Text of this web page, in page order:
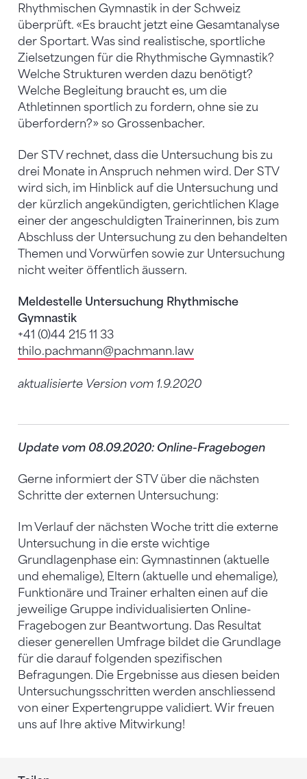
Rhythmischen Gymnastik in der Schweiz
überprüft. «Es braucht jetzt eine Gesamtanalyse
der Sportart. Was sind realistische, sportliche
Zielsetzungen für die Rhythmische Gymnastik?
Welche Strukturen werden dazu benötigt?
Welche Begleitung braucht es, um die
Athletinnen sportlich zu fordern, ohne sie zu
überfordern?» so Grossenbacher.
Der STV rechnet, dass die Untersuchung bis zu
drei Monate in Anspruch nehmen wird. Der STV
wird sich, im Hinblick auf die Untersuchung und
der kürzlich angekündigten, gerichtlichen Klage
einer der angeschuldigten Trainerinnen, bis zum
Abschluss der Untersuchung zu den behandelten
Themen und Vorwürfen sowie zur Untersuchung
nicht weiter öffentlich äussern.
Meldestelle Untersuchung Rhythmische
Gymnastik
+41 (0)44 215 11 33
thilo.pachmann@pachmann.law
aktualisierte Version vom 1.9.2020
Update vom 08.09.2020: Online-Fragebogen
Gerne informiert der STV über die nächsten
Schritte der externen Untersuchung:
Im Verlauf der nächsten Woche tritt die externe
Untersuchung in die erste wichtige
Grundlagenphase ein: Gymnastinnen (aktuelle
und ehemalige), Eltern (aktuelle und ehemalige),
Funktionäre und Trainer erhalten einen auf die
jeweilige Gruppe individualisierten Online-
Fragebogen zur Beantwortung. Das Resultat
dieser generellen Umfrage bildet die Grundlage
für die darauf folgenden spezifischen
Befragungen. Die Ergebnisse aus diesen beiden
Untersuchungsschritten werden anschliessend
von einer Expertengruppe validiert. Wir freuen
uns auf Ihre aktive Mitwirkung!